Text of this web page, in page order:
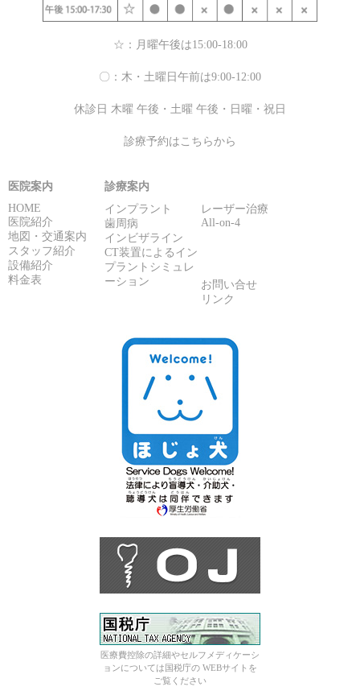
☆：月曜午後は15:00-18:00
〇：木・土曜日午前は9:00-12:00
休診日 木曜 午後・土曜 午後・日曜・祝日
診療予約はこちらから
医院案内
HOME
医院紹介
地図・交通案内
スタッフ紹介
設備紹介
料金表
診療案内
インプラント
歯周病
インビザライン
CT装置によるイン
プラントシミュレ
ーション
レーザー治療
All-on-4
お問い合せ
リンク
医療費控除の詳細やセルフメディケーシ
ョンについては国税庁の WEBサイトを
ご覧ください